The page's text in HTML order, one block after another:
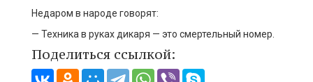
Недаром в народе говорят:
— Техника в руках дикаря — это смертельный номер.
Поделиться ссылкой: